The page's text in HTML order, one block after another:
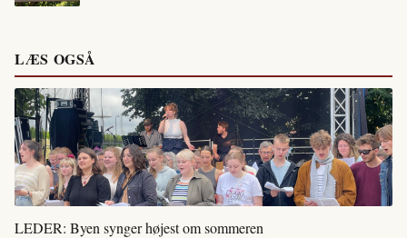
LÆS OGSÅ
LEDER: Byen synger højest om sommeren